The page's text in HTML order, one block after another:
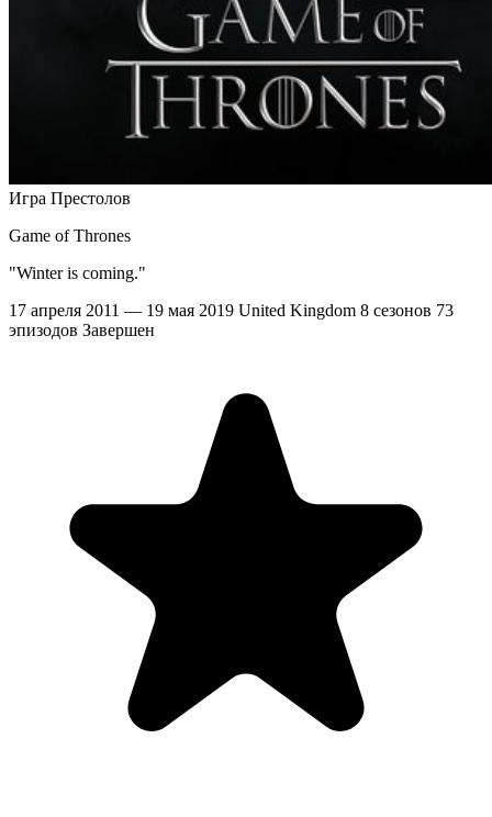
Игра Престолов
Game of Thrones
"Winter is coming."
17 апреля 2011 — 19 мая 2019 United Kingdom 8 сезонов 73
эпизодов Завершен